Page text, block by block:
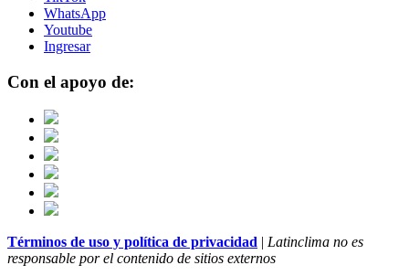
WhatsApp
Youtube
Ingresar
Con el apoyo de:
Términos de uso y política de privacidad | Latinclima no es
responsable por el contenido de sitios externos